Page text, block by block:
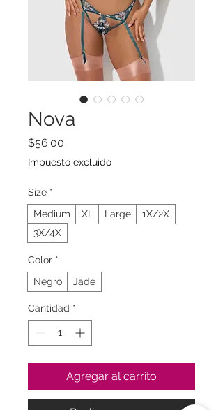
Nova
$56.00
Impuesto excluido
Size *
Medium
XL Large
1X/2X
3X/4X
Color *
Negro
Jade
Cantidad *
Agregar al carrito